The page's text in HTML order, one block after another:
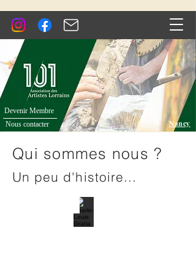
Devenir Membre
Nous contacter
Nancy
Qui sommes nous ?
Un peu d'histoire...
Émile Goutière-VernolleCharle-Louis Gratia